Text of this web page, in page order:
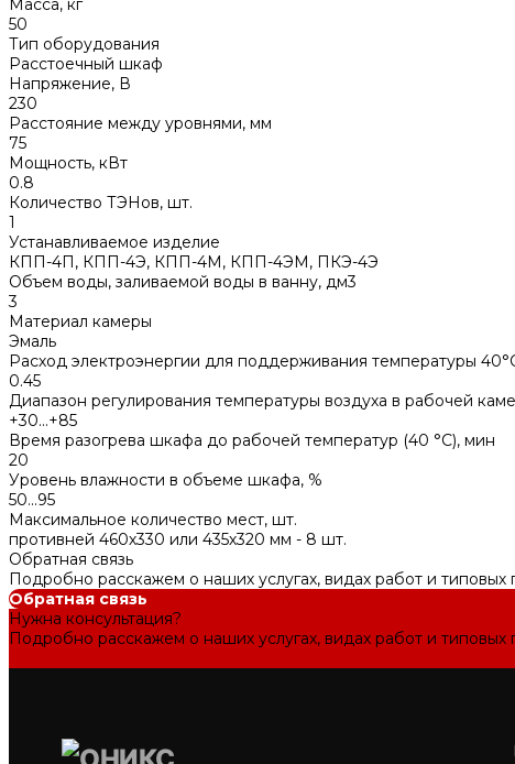
Масса, кг
50
Тип оборудования
Расстоечный шкаф
Напряжение, В
230
Расстояние между уровнями, мм
75
Мощность, кВт
0.8
Количество ТЭНов, шт.
1
Устанавливаемое изделие
КПП-4П, КПП-4Э, КПП-4М, КПП-4ЭМ, ПКЭ-4Э
Объем воды, заливаемой воды в ванну, дм3
3
Материал камеры
Эмаль
Расход электроэнергии для поддерживания температуры
0.45
Диапазон регулирования температуры воздуха в рабочей
+30...+85
Время разогрева шкафа до рабочей температур (40 °С), мин
20
Уровень влажности в объеме шкафа, %
50...95
Максимальное количество мест, шт.
противней 460х330 или 435х320 мм - 8 шт.
Обратная связь
Подробно расскажем о наших услугах, видах работ и
Обратная связь
Нужна консультация?
Подробно расскажем о наших услугах, видах работ и